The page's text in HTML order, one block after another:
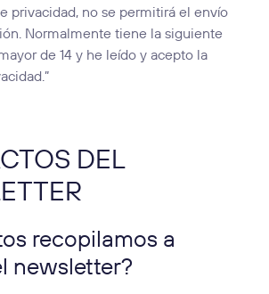
privacidad, no se permitirá el envío
Normalmente tiene la siguiente
de 14 y he leído y acepto la
DEL
recopilamos a
newsletter?